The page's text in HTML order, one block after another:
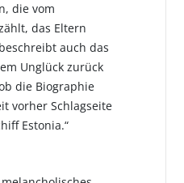
die vom
das Eltern
auch das
Unglück zurück
die Biographie
vorher Schlagseite
Estonia.“